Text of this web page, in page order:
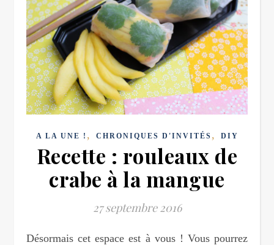
A LA UNE ! , CHRONIQUES D'INVITÉS , DIY
Recette : rouleaux de
crabe à la mangue
27 septembre 2016
Désormais cet espace est à vous ! Vous pourrez